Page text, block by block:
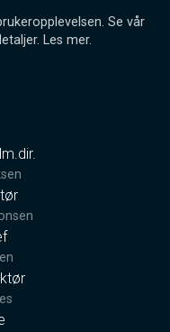
Se vår
Les mer.